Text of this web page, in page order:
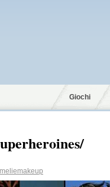
Giochi